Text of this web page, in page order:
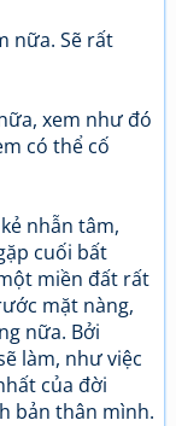
nữa. Sẽ rất
xem như đó
có thể cố
nhẫn tâm,
cuối bất
miền đất rất
mặt nàng,
nữa. Bởi
làm, như việc
của đời
bản thân mình.